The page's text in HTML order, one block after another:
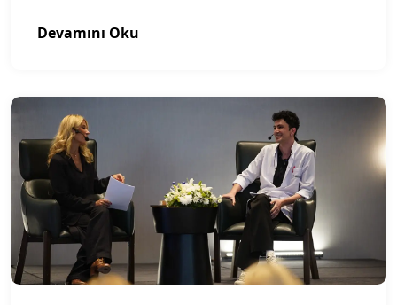
Devamını Oku